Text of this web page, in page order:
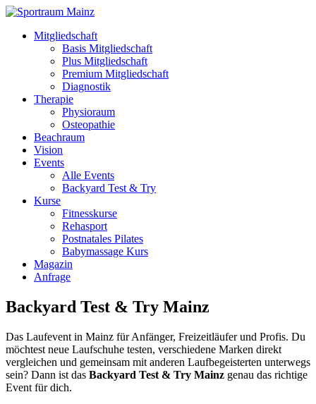
Mitgliedschaft
Basis Mitgliedschaft
Plus Mitgliedschaft
Premium Mitgliedschaft
Diagnostik
Therapie
Physioraum
Osteopathie
Beachraum
Vision
Events
Alle Events
Backyard Test & Try
Kurse
Fitnesskurse
Rehasport
Postnatales Pilates
Babymassage Kurs
Magazin
Anfrage
Backyard Test & Try Mainz
Das Laufevent in Mainz für Anfänger, Freizeitläufer und Profis. Du
möchtest neue Laufschuhe testen, verschiedene Marken direkt
vergleichen und gemeinsam mit anderen Laufbegeisterten unterwegs
sein? Dann ist das Backyard Test & Try Mainz genau das richtige
Event für dich.